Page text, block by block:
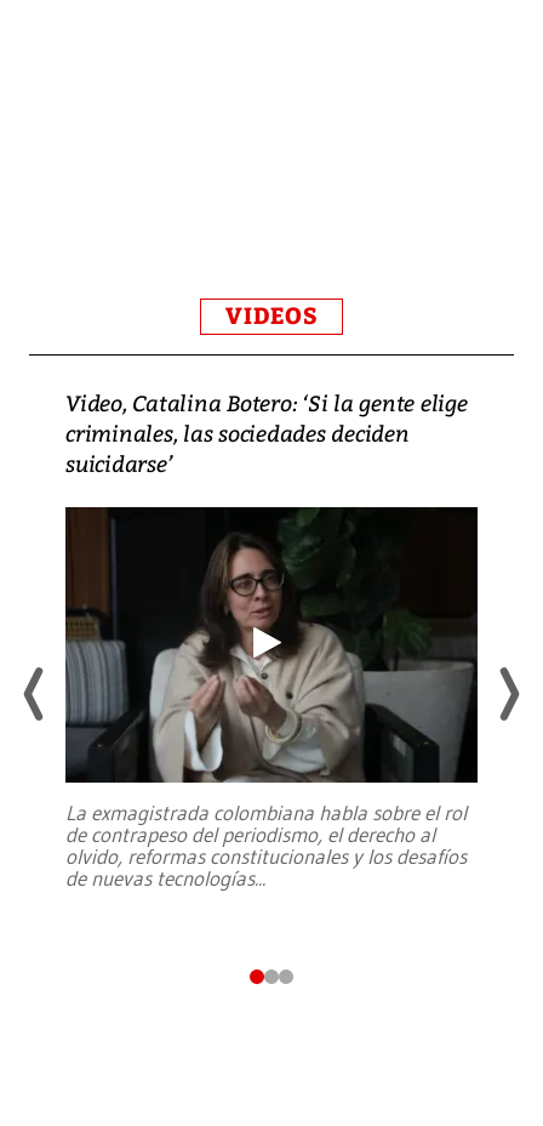
VIDEOS
Video, Catalina Botero: ‘Si la gente elige
criminales, las sociedades deciden
suicidarse’
La exmagistrada colombiana habla sobre el rol
de contrapeso del periodismo, el derecho al
olvido, reformas constitucionales y los desafíos
de nuevas tecnologías...